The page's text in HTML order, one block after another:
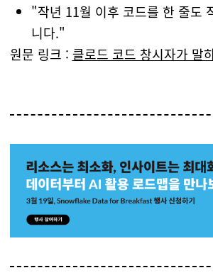
"작년 11월 이후 코드를 한 줄도
니다."
원문 링크 : 클로드 코드 창시자가 말